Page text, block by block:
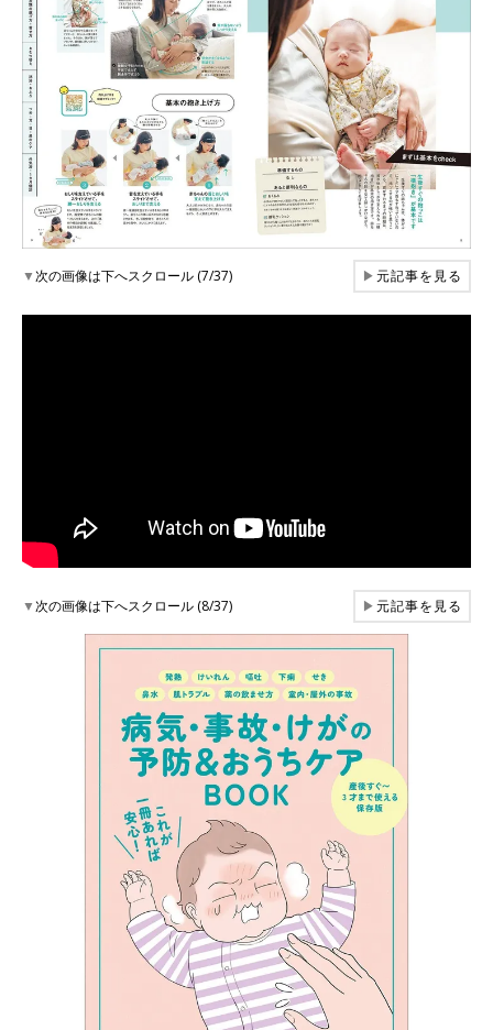
▼次の画像は下へスクロール (7/37) ▶元記事を見る
▼次の画像は下へスクロール (8/37) ▶元記事を見る